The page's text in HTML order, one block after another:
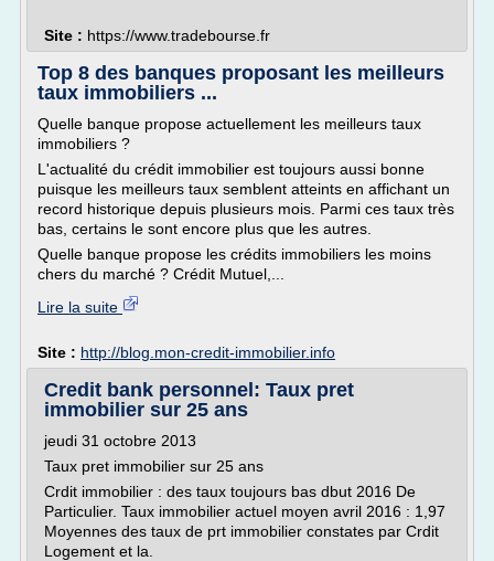
Site : https://www.tradebourse.fr
Top 8 des banques proposant les meilleurs
taux immobiliers ...
Quelle banque propose actuellement les meilleurs taux
immobiliers ?
L'actualité du crédit immobilier est toujours aussi bonne
puisque les meilleurs taux semblent atteints en affichant un
record historique depuis plusieurs mois. Parmi ces taux très
bas, certains le sont encore plus que les autres.
Quelle banque propose les crédits immobiliers les moins
chers du marché ? Crédit Mutuel,...
Lire la suite
Site : http://blog.mon-credit-immobilier.info
Credit bank personnel: Taux pret
immobilier sur 25 ans
jeudi 31 octobre 2013
Taux pret immobilier sur 25 ans
Crdit immobilier : des taux toujours bas dbut 2016 De
Particulier. Taux immobilier actuel moyen avril 2016 : 1,97
Moyennes des taux de prt immobilier constates par Crdit
Logement et la.